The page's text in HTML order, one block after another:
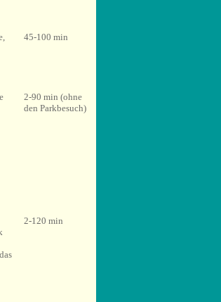
45-100 min
2-90 min (ohne
den Parkbesuch)
2-120 min